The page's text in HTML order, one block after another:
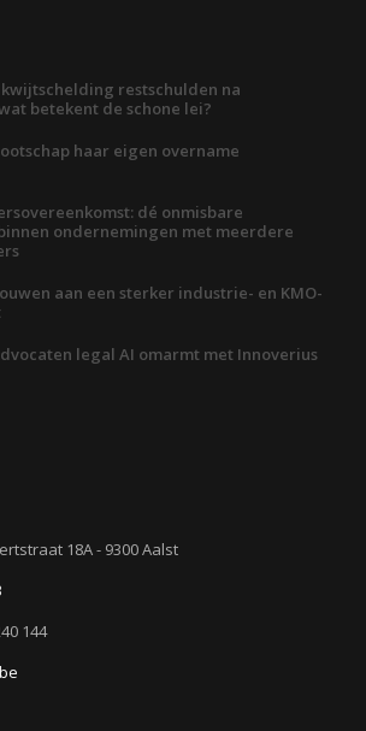
restschulden na
betekent de schone lei?
haar eigen overname
dé onmisbare
ondernemingen met meerdere
aan een sterker industrie- en KMO-
legal AI omarmt met Innoverius
18A - 9300 Aalst
144